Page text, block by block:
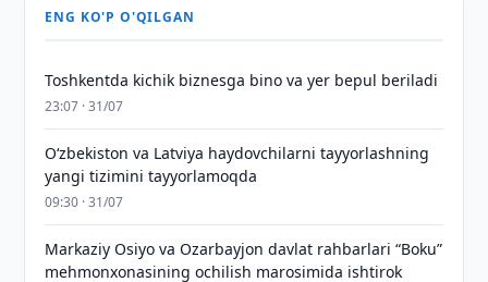
ENG KO'P O'QILGAN
Toshkentda kichik biznesga bino va yer bepul beriladi
23:07 · 31/07
Oʻzbekiston va Latviya haydovchilarni tayyorlashning
yangi tizimini tayyorlamoqda
09:30 · 31/07
Markaziy Osiyo va Ozarbayjon davlat rahbarlari “Boku”
mehmonxonasining ochilish marosimida ishtirok